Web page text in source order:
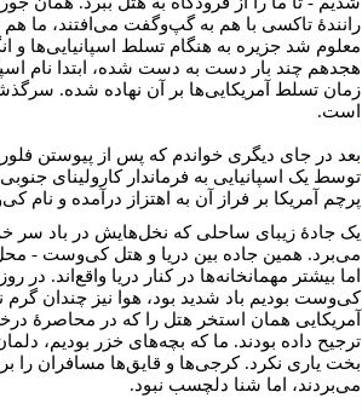
رانندۀ تاکسی با هم به گپ‌وگفت می‌افتند، ما
معلوم شد جزیره به هنگام تسلط اسپانیایی‌ها
هجدهم چند بار دست به دست شده، ابتدا نام
زمان تسلط آمریکایی‌ها بر آن نهاده شده.
است.
بعد در جای دیگری خواندم که پس از پیوستن
پرچم آمریکا بر فراز آن به اهتزاز درآمده و
یک جادۀ زیبای ساحلی که نخل‌هایش در باد سر
می‌برد. همین جاده بین دریا و هتل کی‌وست -
اما بیشتر مهمانخانه‌ها در کنار دریا واقع‌اند. در
کی‌وست بودیم باد شدید بود، هوا نیز چندان
آمریکایی همان استخر هتل را که در محاصرۀ
ترجیح داده بودند. ما که بچه‌های خزر بودیم،
بخت یاری نکرد. کرجی‌ها و قایق‌ها مسافران را
می‌بردند، اما شنا دلچسب نبود.